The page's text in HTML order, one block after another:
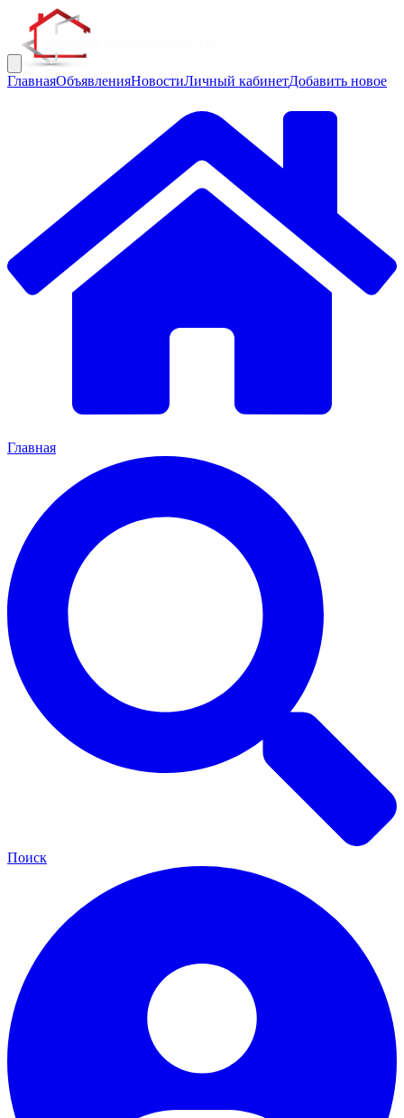
ГлавнаяОбъявленияНовостиЛичный кабинетДобавить новое
Главная
Поиск